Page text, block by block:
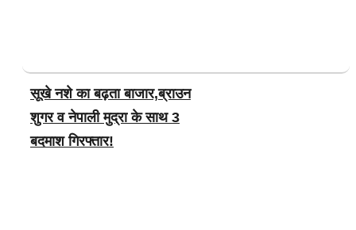
सूखे नशे का बढ़ता बाजार,ब्राउन
शुगर व नेपाली मुद्रा के साथ 3
बदमाश गिरफ्तार!